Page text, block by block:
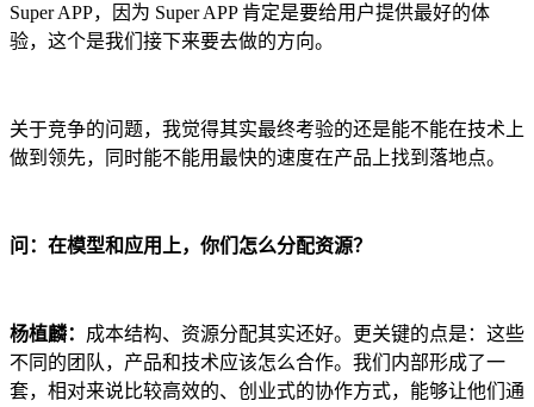
Super APP，因为 Super APP 肯定是要给用户提供最好的体
验，这个是我们接下来要去做的方向。
关于竞争的问题，我觉得其实最终考验的还是能不能在技术上
做到领先，同时能不能用最快的速度在产品上找到落地点。
问：在模型和应用上，你们怎么分配资源？
杨植麟： 成本结构、资源分配其实还好。更关键的点是：这些
不同的团队，产品和技术应该怎么合作。我们内部形成了一
套，相对来说比较高效的、创业式的协作方式，能够让他们通